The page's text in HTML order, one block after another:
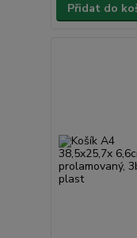
Přidat do